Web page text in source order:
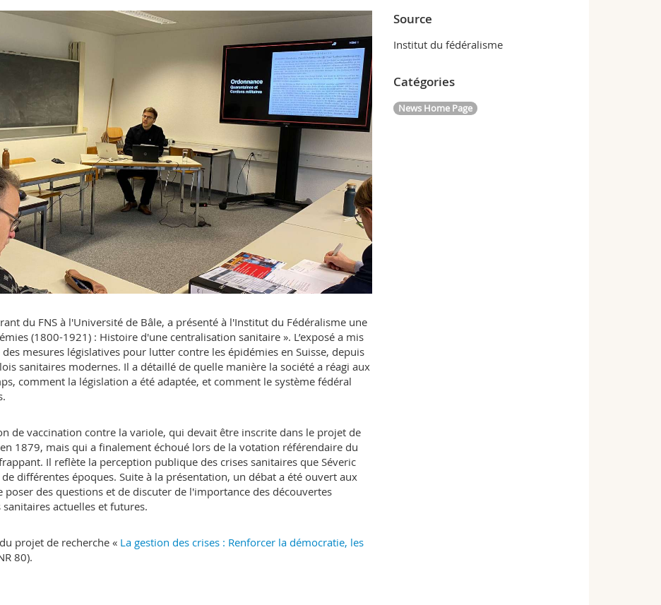
du FNS à l'Université de Bâle, a présenté à l'Institut du Fédéralisme une
(1800-1921) : Histoire d'une centralisation sanitaire ». L’exposé a mis
mesures législatives pour lutter contre les épidémies en Suisse, depuis
sanitaires modernes. Il a détaillé de quelle manière la société a réagi aux
comment la législation a été adaptée, et comment le système fédéral
de vaccination contre la variole, qui devait être inscrite dans le projet de
1879, mais qui a finalement échoué lors de la votation référendaire du
Il reflète la perception publique des crises sanitaires que Séveric
différentes époques. Suite à la présentation, un débat a été ouvert aux
des questions et de discuter de l'importance des découvertes
actuelles et futures.
projet de recherche « La gestion des crises : Renforcer la démocratie, les
80).
Source
Institut du fédéralisme
Catégories
News Home Page